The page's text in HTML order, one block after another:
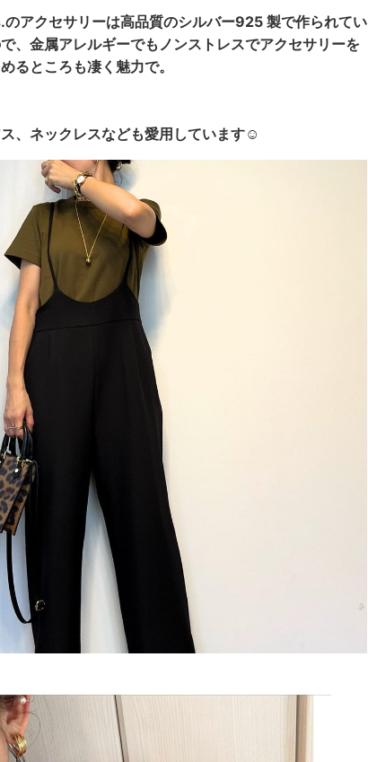
アクセサリーは高品質のシルバー925 製で作られてい
、 金属アレルギーでもノンストレスでアクセサリーを
るところも凄く魅力で。
ス、ネックレスなども愛用しています☺️